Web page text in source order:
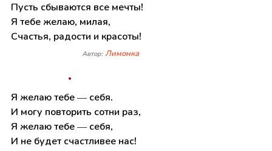
Пусть сбываются все мечты!
Я тебе желаю, милая,
Счастья, радости и красоты!
Автор: Лимонка
Я желаю тебе — себя.
И могу повторить сотни раз,
Я желаю тебе — себя,
И не будет счастливее нас!